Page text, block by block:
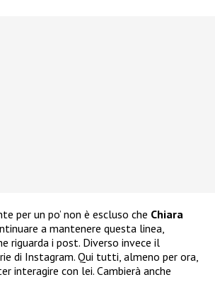
per un po’ non è escluso che Chiara
a mantenere questa linea,
riguarda i post. Diverso invece il
di Instagram. Qui tutti, almeno per ora,
interagire con lei. Cambierà anche